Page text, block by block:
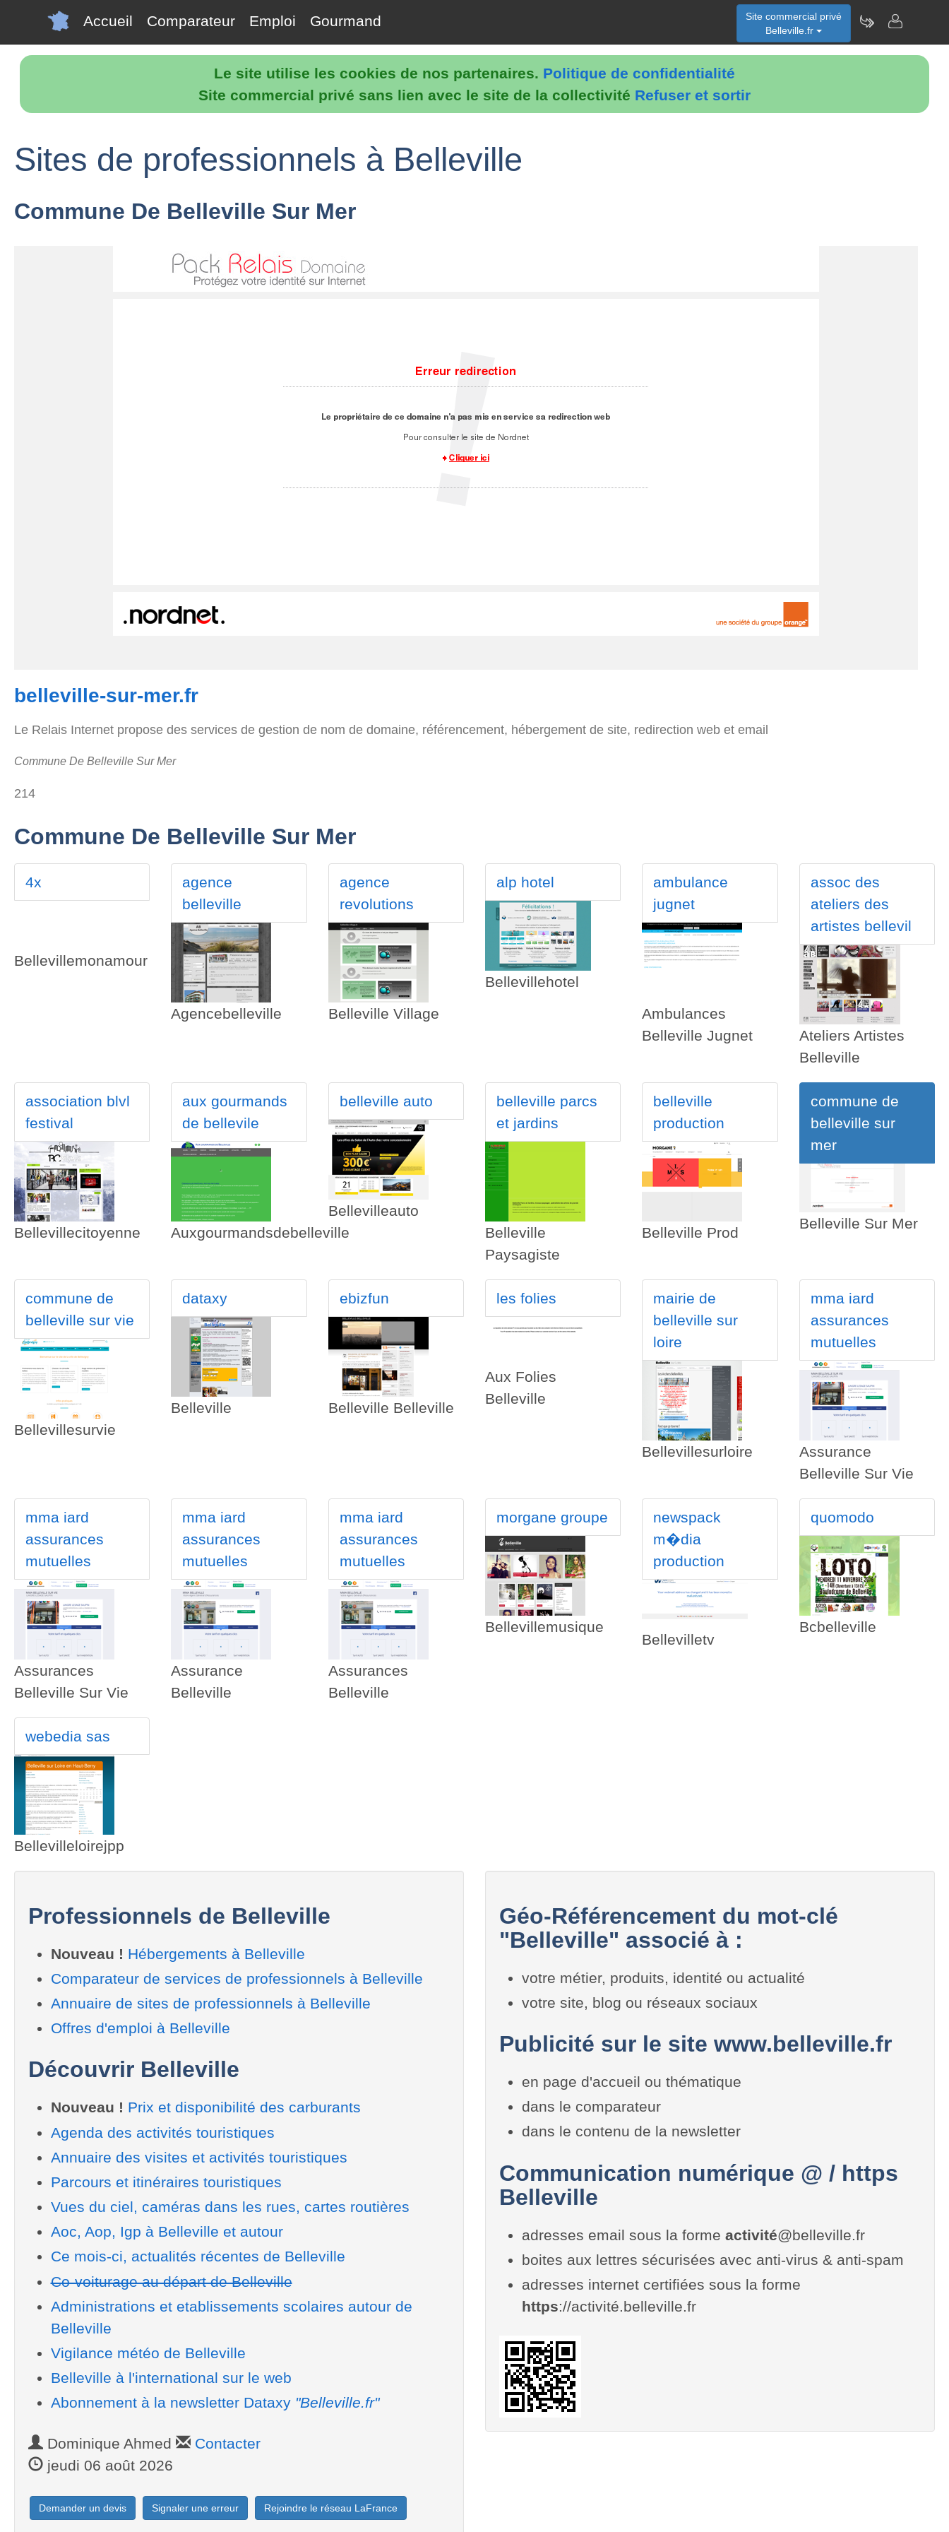
Le site utilise les cookies de nos partenaires. Politique de confidentialité
Site commercial privé sans lien avec le site de la collectivité Refuser et sortir
Accueil Comparateur Emploi Gourmand
Site commercial privé
Belleville.fr
Sites de professionnels à Belleville
Commune De Belleville Sur Mer
belleville-sur-mer.fr
Le Relais Internet propose des services de gestion de nom de domaine, référencement, hébergement de site, redirection web et email
Commune De Belleville Sur Mer
214
Commune De Belleville Sur Mer
4x
Bellevillemonamour
agence
belleville
Agencebelleville
agence
revolutions
Belleville Village
alp hotel
Bellevillehotel
ambulance
jugnet
Ambulances
Belleville Jugnet
assoc des
ateliers des
artistes bellevil
Ateliers Artistes
Belleville
association blvl
festival
Bellevillecitoyenne
aux gourmands
de bellevile
Auxgourmandsdebelleville
belleville auto
Bellevilleauto
belleville parcs
et jardins
Belleville
Paysagiste
belleville
production
Belleville Prod
commune de
belleville sur
mer
Belleville Sur Mer
commune de
belleville sur vie
Bellevillesurvie
dataxy
Belleville
ebizfun
Belleville Belleville
les folies
Aux Folies
Belleville
mairie de
belleville sur
loire
Bellevillesurloire
mma iard
assurances
mutuelles
Assurance
Belleville Sur Vie
mma iard
assurances
mutuelles
Assurances
Belleville Sur Vie
mma iard
assurances
mutuelles
Assurance
Belleville
mma iard
assurances
mutuelles
Assurances
Belleville
morgane groupe
Bellevillemusique
newspack
m�dia
production
Bellevilletv
quomodo
Bcbelleville
webedia sas
Bellevilleloirejpp
Professionnels de Belleville
Nouveau ! Hébergements à Belleville
Comparateur de services de professionnels à Belleville
Annuaire de sites de professionnels à Belleville
Offres d'emploi à Belleville
Découvrir Belleville
Nouveau ! Prix et disponibilité des carburants
Agenda des activités touristiques
Annuaire des visites et activités touristiques
Parcours et itinéraires touristiques
Vues du ciel, caméras dans les rues, cartes routières
Aoc, Aop, Igp à Belleville et autour
Ce mois-ci, actualités récentes de Belleville
Co-voiturage au départ de Belleville
Administrations et etablissements scolaires autour de
Belleville
Vigilance météo de Belleville
Belleville à l'international sur le web
Abonnement à la newsletter Dataxy "Belleville.fr"
Dominique Ahmed
Contacter
jeudi 06 août 2026
Demander un devis Signaler une erreur Rejoindre le réseau LaFrance
Géo-Référencement du mot-clé
"Belleville" associé à :
votre métier, produits, identité ou actualité
votre site, blog ou réseaux sociaux
Publicité sur le site www.belleville.fr
en page d'accueil ou thématique
dans le comparateur
dans le contenu de la newsletter
Communication numérique @ / https
Belleville
adresses email sous la forme activité@belleville.fr
boites aux lettres sécurisées avec anti-virus & anti-spam
adresses internet certifiées sous la forme
https://activité.belleville.fr